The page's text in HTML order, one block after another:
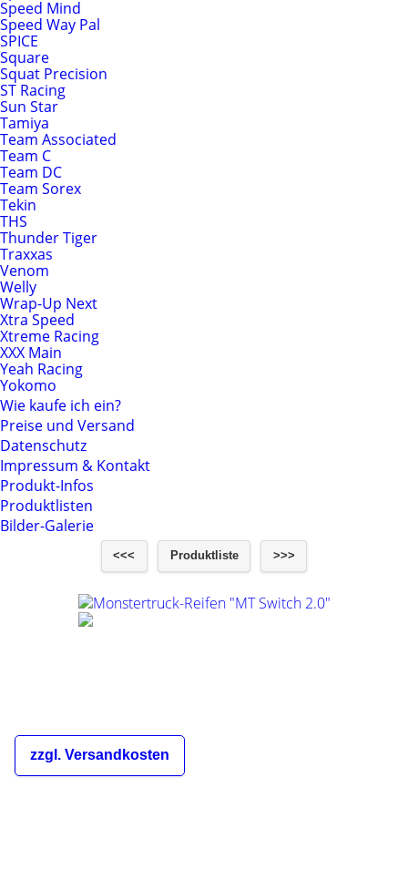
Speed Mind
Speed Way Pal
SPICE
Square
Squat Precision
ST Racing
Sun Star
Tamiya
Team Associated
Team C
Team DC
Team Sorex
Tekin
THS
Thunder Tiger
Traxxas
Venom
Welly
Wrap-Up Next
Xtra Speed
Xtreme Racing
XXX Main
Yeah Racing
Yokomo
Wie kaufe ich ein?
Preise und Versand
Datenschutz
Impressum & Kontakt
Produkt-Infos
Produktlisten
Bilder-Galerie
<<< Produktliste >>>
zzgl. Versandkosten